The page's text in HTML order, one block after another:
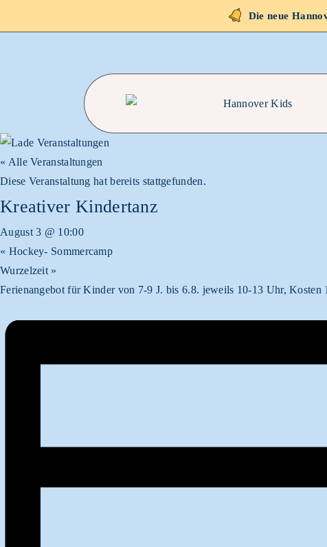
Die neue
« Alle Veranstaltungen
Diese Veranstaltung hat bereits stattgefunden.
Kreativer Kindertanz
August 3 @ 10:00
« Hockey- Sommercamp
Wurzelzeit »
Ferienangebot für Kinder von 7-9 J. bis 6.8. jeweils 10-13 Uhr,